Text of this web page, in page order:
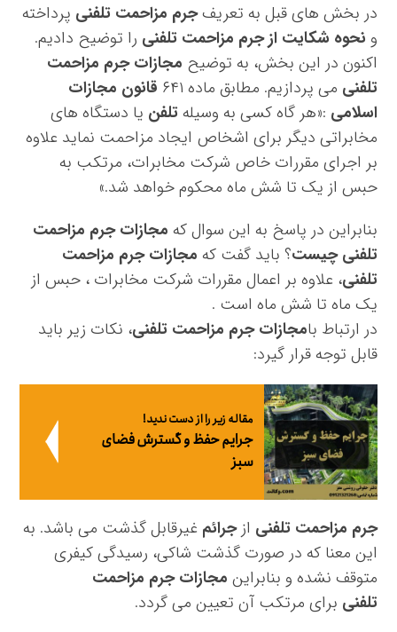
در بخش های قبل به تعریفجرم مزاحمت تلفنی پرداخته
و نحوه شکایت از جرم مزاحمت تلفنی را توضیح دادیم.
اکنون در این بخش، به توضیح مجازات جرم مزاحمت
تلفنی می پردازیم. مطابق ماده ۶۴۱
قانون مجازات
اسلامی :«هر گاه کسی به وسیلهتلفن یا دستگاه های
مخابراتی دیگر برای اشخاص ایجاد مزاحمت نماید علاوه
بر اجرای مقررات خاص شرکت ‌مخابرات، مرتکب به
حبس از یک تا شش ماه محکوم خواهد شد.»
بنابراین در پاسخ به این سوال که مجازات جرم مزاحمت
تلفنی چیست؟ باید گفت که مجازات جرم مزاحمت
تلفنی، علاوه بر اعمال مقررات شرکت مخابرات ، حبس از
یک ماه تا شش ماه است .
در ارتباط بامجازات جرم مزاحمت تلفنی، نکات زیر باید
قابل توجه قرار گیرد:
مقاله زیر را از دست ندید!
جرایم حفظ و گسترش فضای
سبز
جرم مزاحمت تلفنی ازجرائم غیرقابل گذشت می باشد. به
این معنا که در صورت گذشت شاکی، رسیدگی کیفری
متوقف نشده و بنابراین مجازات جرم مزاحمت
تلفنی برای مرتکب آن تعیین می گردد.